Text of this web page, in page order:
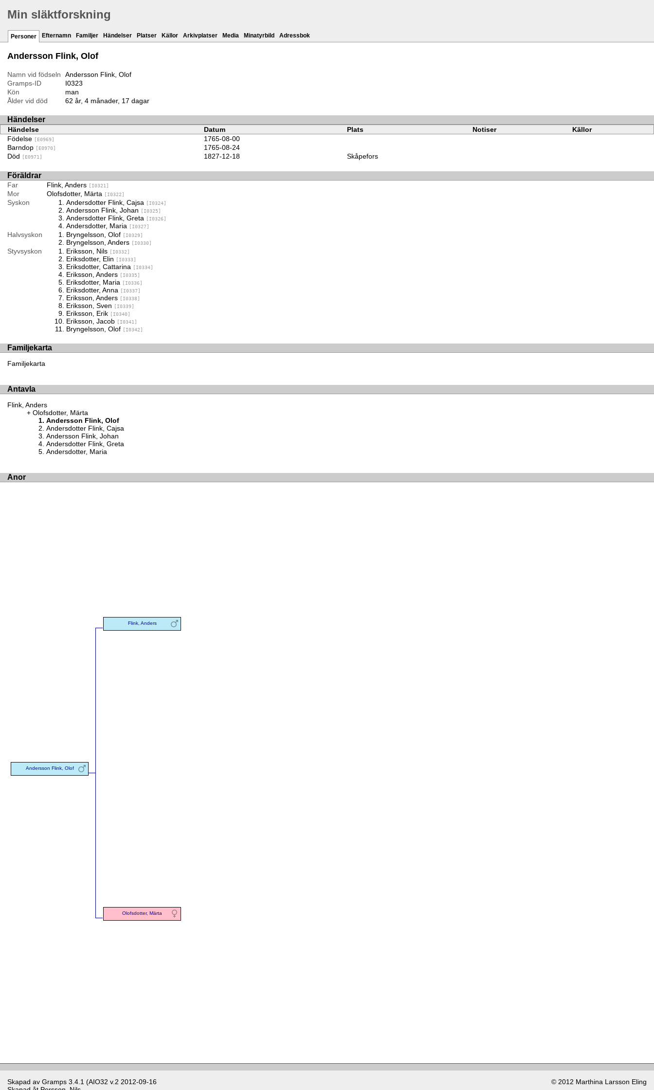
Min släktforskning
Personer Efternamn Familjer Händelser Platser Källor Arkivplatser Media Minatyrbild Adressbok
Andersson Flink, Olof
Namn vid födseln
Andersson Flink, Olof
Gramps-ID
I0323
Kön
man
Ålder vid död
62 år, 4 månader, 17 dagar
Händelser
Händelse Datum Plats Notiser
Källor
Födelse
[E0969]
1765-08-00
Barndop
[E0970]
1765-08-24
Död
[E0971] 1827-12-18 Skåpefors
Föräldrar
Far Flink, Anders [I0321]
Mor Olofsdotter, Märta [I0322]
Syskon Andersdotter Flink, Cajsa [I0324]
Andersson Flink, Johan [I0325]
Andersdotter Flink, Greta [I0326]
Andersdotter, Maria [I0327]
Halvsyskon Bryngelsson, Olof [I0329]
Bryngelsson, Anders [I0330]
Styvsyskon Eriksson, Nils [I0332]
Eriksdotter, Elin [I0333]
Eriksdotter, Cattarina [I0334]
Eriksson, Anders [I0335]
Eriksdotter, Maria [I0336]
Eriksdotter, Anna [I0337]
Eriksson, Anders [I0338]
Eriksson, Sven [I0339]
Eriksson, Erik [I0340]
Eriksson, Jacob [I0341]
Bryngelsson, Olof [I0342]
Familjekarta
Familjekarta
Antavla
Flink, Anders
Olofsdotter, Märta
Andersson Flink, Olof
Andersdotter Flink, Cajsa
Andersson Flink, Johan
Andersdotter Flink, Greta
Andersdotter, Maria
Anor
Andersson Flink, Olof
Flink, Anders
Olofsdotter, Märta
Skapad av Gramps 3.4.1 (AIO32 v.2 2012-09-16
© 2012 Marthina Larsson Eling